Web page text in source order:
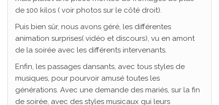
de 100 kilos ( voir photos sur le côté droit).
Puis bien sûr, nous avons géré, les différentes
animation surprises( vidéo et discours), vu en amont
de la soirée avec les différents intervenants.
Enfin, les passages dansants, avec tous styles de
musiques, pour pourvoir amusé toutes les
générations. Avec une demande des mariés, sur la fin
de soirée, avec des styles musicaux qui leurs